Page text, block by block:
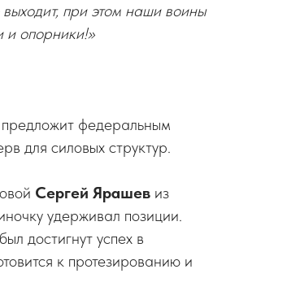
при этом наши воины
и опорники!»
федеральным
для силовых структур.
Сергей Ярашев из
удерживал позиции.
достигнут успех в
к протезированию и